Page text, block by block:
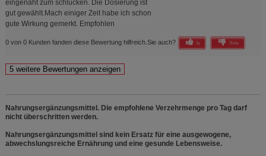
eingenäht zum schlucken. Die Dosierung ist
gut gewählt.Mach einiger Zeit habe ich schon
gute Wirkung gemerkt. Empfohlen
0 von 0 Kunden fanden diese Bewertung hilfreich. Sie auch? Ja Nein
Nahrungsergänzungsmittel. Die empfohlene Verzehrmenge pro Tag darf
nicht überschritten werden.
Nahrungsergänzungsmittel sind kein Ersatz für eine ausgewogene,
abwechslungsreiche Ernährung und eine gesunde Lebensweise.